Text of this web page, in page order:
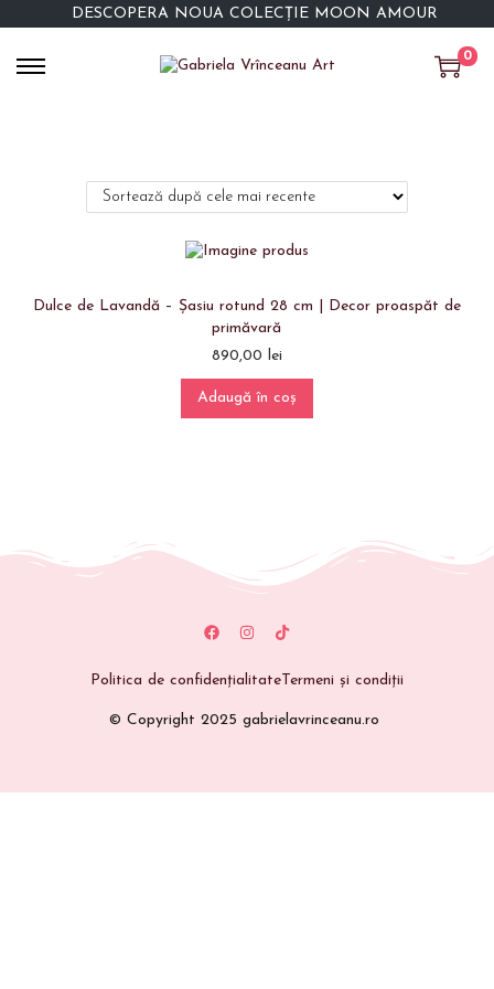
DESCOPERĂ NOUA COLECȚIE MOON AMOUR
0
Dulce de Lavandă – Șasiu rotund 28 cm | Decor proaspăt de
primăvară
890,00 lei
Adaugă în coș
Politica de confidențialitate Termeni și condiții
© Copyright 2025 gabrielavrinceanu.ro